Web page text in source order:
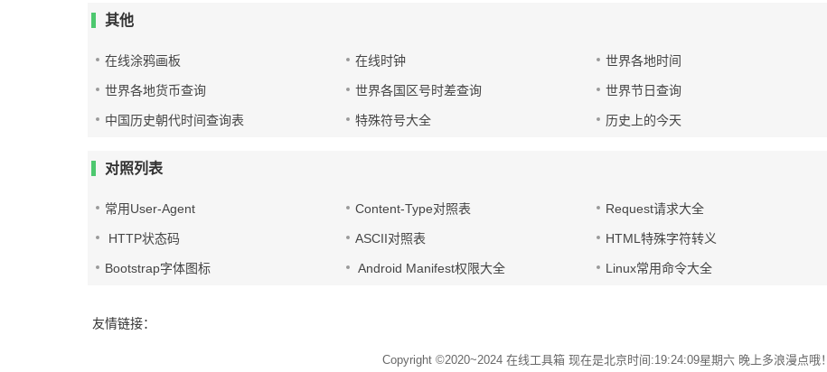
其他
在线涂鸦画板 在线时钟 世界各地时间
世界各地货币查询 世界各国区号时差查询 世界节日查询
中国历史朝代时间查询表 特殊符号大全 历史上的今天
对照列表
常用User-Agent Content-Type对照表 Request请求大全
HTTP状态码 ASCII对照表 HTML特殊字符转义
Bootstrap字体图标 Android Manifest权限大全 Linux常用命令大全
友情链接：
Copyright ©2020~2024 在线工具箱 现在是北京时间:19:24:09星期六 晚上多浪漫点哦！